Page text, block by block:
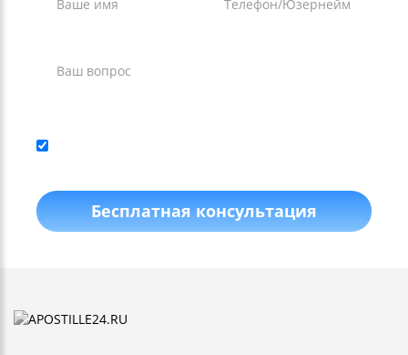
Бесплатная консультация